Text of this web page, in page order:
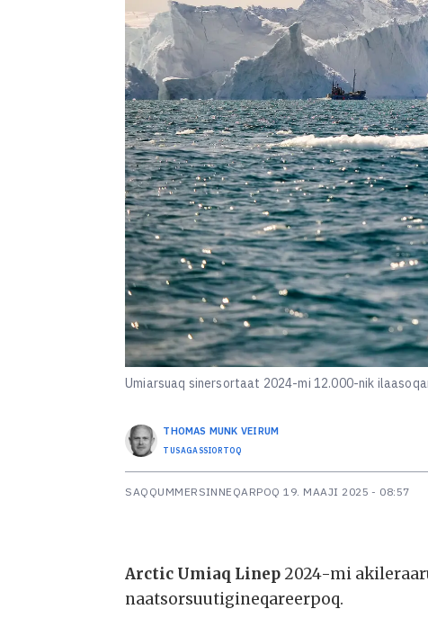
Umiarsuaq sinersortaat 2024-mi 12.000-nik
THOMAS MUNK VEIRUM
TUSAGASSIORTOQ
SAQQUMMERSINNEQARPOQ 19. MAAJI 2025 - 08:57
Arctic Umiaq Linep 2024-mi
naatsorsuutigineqareerpoq.